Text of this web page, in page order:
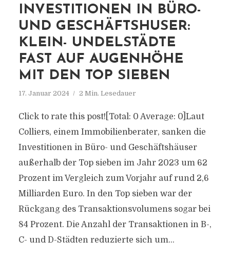
INVESTITIONEN IN BÜRO-
UND GESCHÄFTSHUSER:
KLEIN- UNDELSTÄDTE
FAST AUF AUGENHÖHE
MIT DEN TOP SIEBEN
17. Januar 2024 2 Min. Lesedauer
Click to rate this post![Total: 0 Average: 0]Laut
Colliers, einem Immobilienberater, sanken die
Investitionen in Büro- und Geschäftshäuser
außerhalb der Top sieben im Jahr 2023 um 62
Prozent im Vergleich zum Vorjahr auf rund 2,6
Milliarden Euro. In den Top sieben war der
Rückgang des Transaktionsvolumens sogar bei
84 Prozent. Die Anzahl der Transaktionen in B-,
C- und D-Städten reduzierte sich um...